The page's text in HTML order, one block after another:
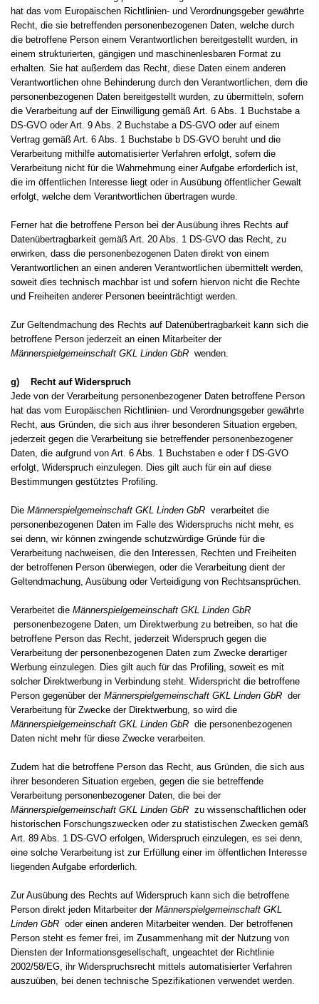
hat das vom Europäischen Richtlinien- und Verordnungsgeber gewährte
Recht, die sie betreffenden personenbezogenen Daten, welche durch
die betroffene Person einem Verantwortlichen bereitgestellt wurden, in
einem strukturierten, gängigen und maschinenlesbaren Format zu
erhalten. Sie hat außerdem das Recht, diese Daten einem anderen
Verantwortlichen ohne Behinderung durch den Verantwortlichen, dem die
personenbezogenen Daten bereitgestellt wurden, zu übermitteln, sofern
die Verarbeitung auf der Einwilligung gemäß Art. 6 Abs. 1 Buchstabe a
DS-GVO oder Art. 9 Abs. 2 Buchstabe a DS-GVO oder auf einem
Vertrag gemäß Art. 6 Abs. 1 Buchstabe b DS-GVO beruht und die
Verarbeitung mithilfe automatisierter Verfahren erfolgt, sofern die
Verarbeitung nicht für die Wahrnehmung einer Aufgabe erforderlich ist,
die im öffentlichen Interesse liegt oder in Ausübung öffentlicher Gewalt
erfolgt, welche dem Verantwortlichen übertragen wurde.
Ferner hat die betroffene Person bei der Ausübung ihres Rechts auf
Datenübertragbarkeit gemäß Art. 20 Abs. 1 DS-GVO das Recht, zu
erwirken, dass die personenbezogenen Daten direkt von einem
Verantwortlichen an einen anderen Verantwortlichen übermittelt werden,
soweit dies technisch machbar ist und sofern hiervon nicht die Rechte
und Freiheiten anderer Personen beeinträchtigt werden.
Zur Geltendmachung des Rechts auf Datenübertragbarkeit kann sich die
betroffene Person jederzeit an einen Mitarbeiter der
Männerspielgemeinschaft GKL Linden GbR wenden.
g) Recht auf Widerspruch
Jede von der Verarbeitung personenbezogener Daten betroffene Person
hat das vom Europäischen Richtlinien- und Verordnungsgeber gewährte
Recht, aus Gründen, die sich aus ihrer besonderen Situation ergeben,
jederzeit gegen die Verarbeitung sie betreffender personenbezogener
Daten, die aufgrund von Art. 6 Abs. 1 Buchstaben e oder f DS-GVO
erfolgt, Widerspruch einzulegen. Dies gilt auch für ein auf diese
Bestimmungen gestütztes Profiling.
Die Männerspielgemeinschaft GKL Linden GbR verarbeitet die
personenbezogenen Daten im Falle des Widerspruchs nicht mehr, es
sei denn, wir können zwingende schutzwürdige Gründe für die
Verarbeitung nachweisen, die den Interessen, Rechten und Freiheiten
der betroffenen Person überwiegen, oder die Verarbeitung dient der
Geltendmachung, Ausübung oder Verteidigung von Rechtsansprüchen.
Verarbeitet die Männerspielgemeinschaft GKL Linden GbR
personenbezogene Daten, um Direktwerbung zu betreiben, so hat die
betroffene Person das Recht, jederzeit Widerspruch gegen die
Verarbeitung der personenbezogenen Daten zum Zwecke derartiger
Werbung einzulegen. Dies gilt auch für das Profiling, soweit es mit
solcher Direktwerbung in Verbindung steht. Widerspricht die betroffene
Person gegenüber der Männerspielgemeinschaft GKL Linden GbR der
Verarbeitung für Zwecke der Direktwerbung, so wird die
Männerspielgemeinschaft GKL Linden GbR die personenbezogenen
Daten nicht mehr für diese Zwecke verarbeiten.
Zudem hat die betroffene Person das Recht, aus Gründen, die sich aus
ihrer besonderen Situation ergeben, gegen die sie betreffende
Verarbeitung personenbezogener Daten, die bei der
Männerspielgemeinschaft GKL Linden GbR zu wissenschaftlichen oder
historischen Forschungszwecken oder zu statistischen Zwecken gemäß
Art. 89 Abs. 1 DS-GVO erfolgen, Widerspruch einzulegen, es sei denn,
eine solche Verarbeitung ist zur Erfüllung einer im öffentlichen Interesse
liegenden Aufgabe erforderlich.
Zur Ausübung des Rechts auf Widerspruch kann sich die betroffene
Person direkt jeden Mitarbeiter der Männerspielgemeinschaft GKL
Linden GbR oder einen anderen Mitarbeiter wenden. Der betroffenen
Person steht es ferner frei, im Zusammenhang mit der Nutzung von
Diensten der Informationsgesellschaft, ungeachtet der Richtlinie
2002/58/EG, ihr Widerspruchsrecht mittels automatisierter Verfahren
auszuüben, bei denen technische Spezifikationen verwendet werden.